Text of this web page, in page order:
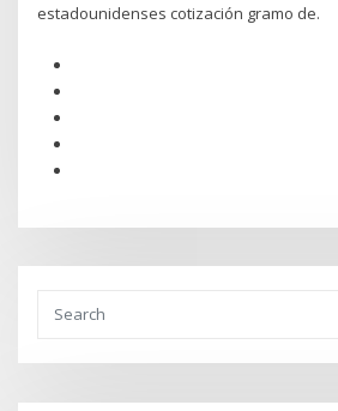
estadounidenses cotización gramo de.